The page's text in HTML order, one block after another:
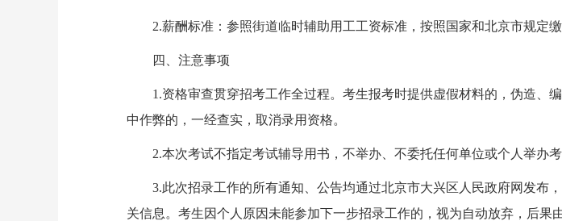
2.薪酬标准：参照街道临时辅助用工工资标准，按照国家和北京市规定缴
四、注意事项
1.资格审查贯穿招考工作全过程。考生报考时提供虚假材料的，伪造、
中作弊的，一经查实，取消录用资格。
2.本次考试不指定考试辅导用书，不举办、不委托任何单位或个人举办考
3.此次招录工作的所有通知、公告均通过北京市大兴区人民政府网发布
关信息。考生因个人原因未能参加下一步招录工作的，视为自动放弃，后果